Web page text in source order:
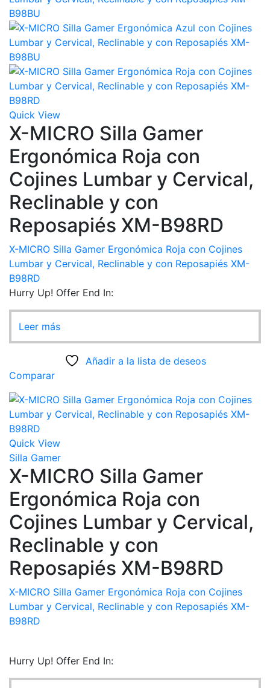
Quick View
X-MICRO Silla Gamer
Ergonómica Roja con
Cojines Lumbar y Cervical,
Reclinable y con
Reposapiés XM-B98RD
X-MICRO Silla Gamer Ergonómica Roja con Cojines
Lumbar y Cervical, Reclinable y con Reposapiés XM-
B98RD
Hurry Up! Offer End In:
Leer más
Añadir a la lista de deseos
Comparar
Quick View
Silla Gamer
X-MICRO Silla Gamer
Ergonómica Roja con
Cojines Lumbar y Cervical,
Reclinable y con
Reposapiés XM-B98RD
X-MICRO Silla Gamer Ergonómica Roja con Cojines
Lumbar y Cervical, Reclinable y con Reposapiés XM-
B98RD
Hurry Up! Offer End In: